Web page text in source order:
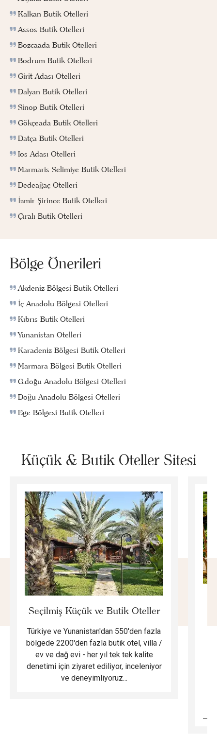
Kalkan Butik Otelleri
Assos Butik Otelleri
Bozcaada Butik Otelleri
Bodrum Butik Otelleri
Girit Adası Otelleri
Dalyan Butik Otelleri
Sinop Butik Otelleri
Gökçeada Butik Otelleri
Datça Butik Otelleri
Ios Adası Otelleri
Marmaris Selimiye Butik Otelleri
Dedeağaç Otelleri
İzmir Şirince Butik Otelleri
Çıralı Butik Otelleri
Bölge Önerileri
Akdeniz Bölgesi Butik Otelleri
İç Anadolu Bölgesi Otelleri
Kıbrıs Butik Otelleri
Yunanistan Otelleri
Karadeniz Bölgesi Butik Otelleri
Marmara Bölgesi Butik Otelleri
G.doğu Anadolu Bölgesi Otelleri
Doğu Anadolu Bölgesi Otelleri
Ege Bölgesi Butik Otelleri
Küçük & Butik Oteller Sitesi
Seçilmiş Küçük ve Butik Oteller
Türkiye ve Yunanistan'dan 550'den fazla
bölgede 2200'den fazla butik otel, villa /
ev ve dağ evi - her yıl tek tek kalite
denetimi için ziyaret ediliyor, inceleniyor
ve deneyimliyoruz...